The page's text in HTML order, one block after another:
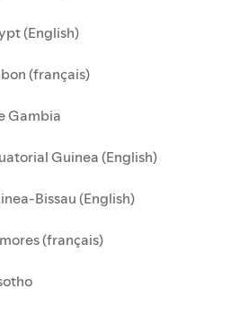
(English)
(français)
Gambia
Guinea (English)
Bissau (English)
(français)